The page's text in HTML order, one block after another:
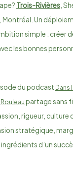
Trois-Rivières,
Un
simple : créer
les bonnes
du podcast Dans
partage sans
rigueur, culture
stratégique,
d’un